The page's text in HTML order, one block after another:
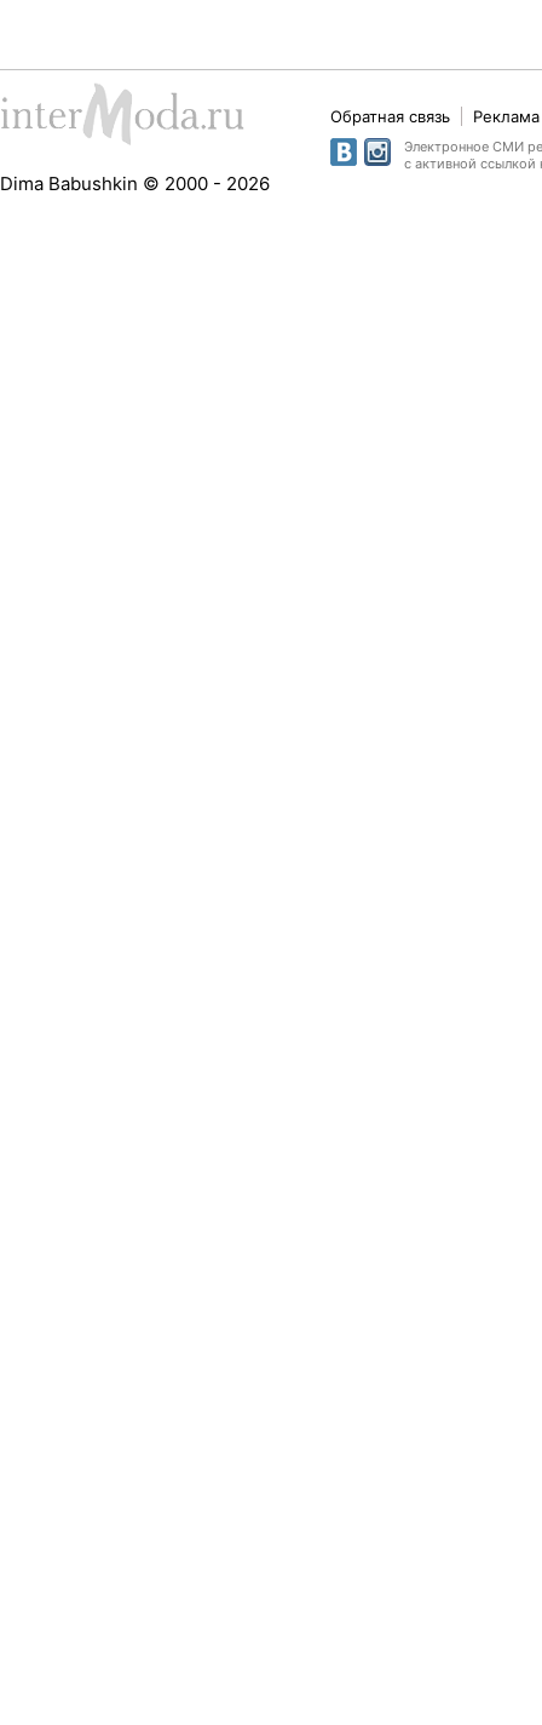
Dima Babushkin © 2000 - 2026
Обратная связь
Электронное СМИ
с активной ссылкой